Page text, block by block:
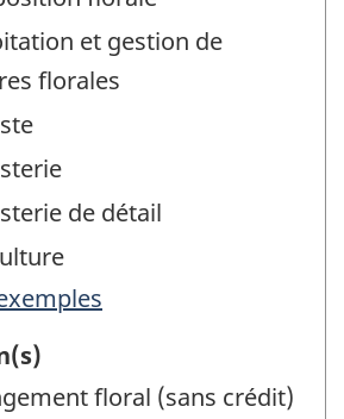
et gestion de
florales
de détail
floral (sans crédit)